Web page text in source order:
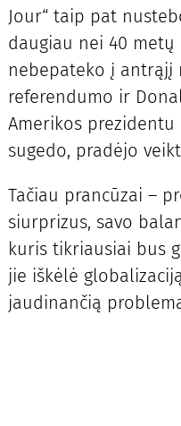
Jour“ taip pat
daugiau nei 40 metų
nebepateko į antrąjį
referendumo ir
Amerikos prezidentu
sugedo, pradėjo
Tačiau prancūzai –
siurprizus, savo
kuris tikriausiai bus
jie iškėlė
jaudinančią